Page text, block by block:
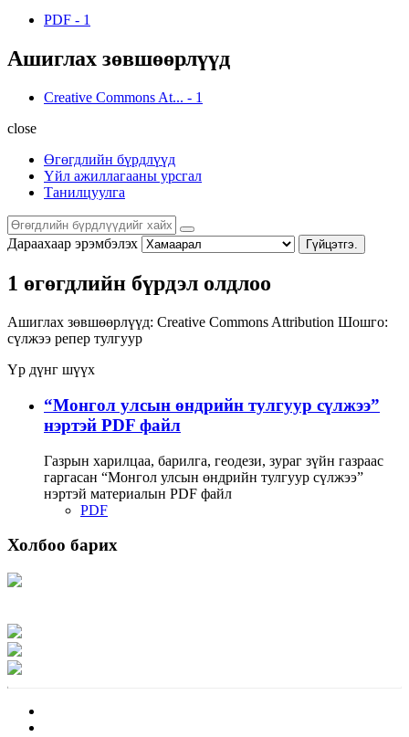
PDF - 1
Ашиглах зөвшөөрлүүд
Creative Commons At... - 1
close
Өгөгдлийн бүрдлүүд
Үйл ажиллагааны урсгал
Танилцуулга
Дараахаар эрэмбэлэх Гүйцэтгэ.
1 өгөгдлийн бүрдэл олдлоо
Ашиглах зөвшөөрлүүд: Creative Commons Attribution Шошго:
сүлжээ репер тулгуур
Үр дүнг шүүх
“Монгол улсын өндрийн тулгуур сүлжээ”
нэртэй PDF файл
Газрын харилцаа, барилга, геодези, зураг зүйн газраас
гаргасан “Монгол улсын өндрийн тулгуур сүлжээ”
нэртэй материалын PDF файл
PDF
Холбоо барих